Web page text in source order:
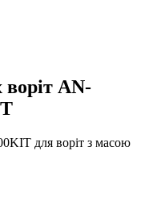
воріт AN-
для воріт з масою